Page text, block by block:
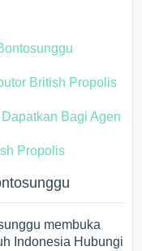
British Propolis
Bagi Agen
Propolis
membuka
Indonesia Hubungi